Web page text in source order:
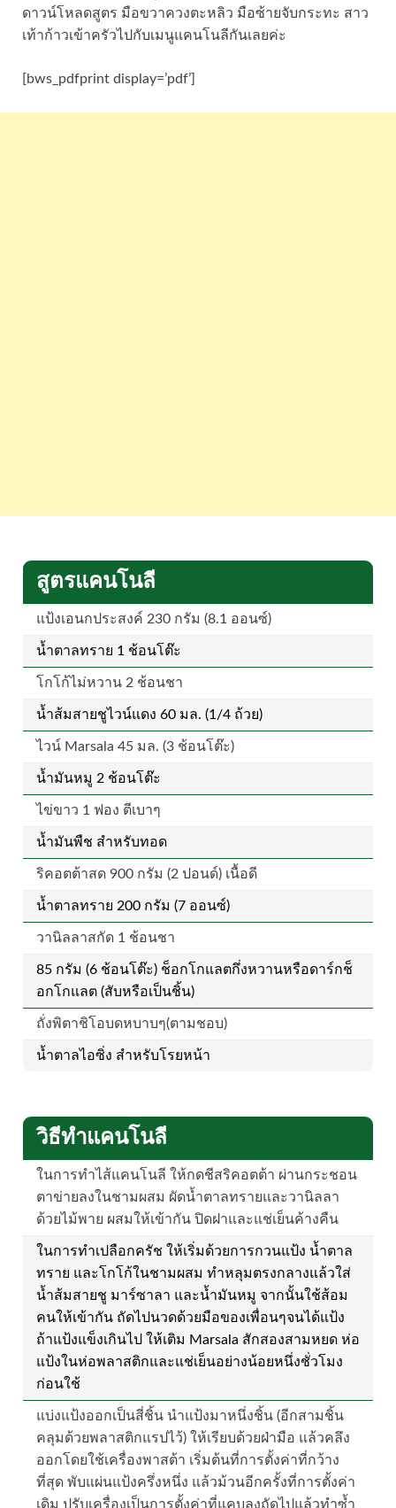
ดาวน์โหลดสูตร มือขวาควงตะหลิว มือซ้ายจับกระทะ สาว
เท้าก้าวเข้าครัวไปกับเมนูแคนโนลีกันเลยค่ะ
[bws_pdfprint display=’pdf’]
สูตรแคนโนลี
แป้งเอนกประสงค์ 230 กรัม (8.1 ออนซ์)
น้ำตาลทราย 1 ช้อนโต๊ะ
โกโก้ไม่หวาน 2 ช้อนชา
น้ำส้มสายชูไวน์แดง 60 มล. (1/4 ถ้วย)
ไวน์ Marsala 45 มล. (3 ช้อนโต๊ะ)
น้ำมันหมู 2 ช้อนโต๊ะ
ไข่ขาว 1 ฟอง ตีเบาๆ
น้ำมันพืช สำหรับทอด
ริคอตต้าสด 900 กรัม (2 ปอนด์) เนื้อดี
น้ำตาลทราย 200 กรัม (7 ออนซ์)
วานิลลาสกัด 1 ช้อนชา
85 กรัม (6 ช้อนโต๊ะ) ช็อกโกแลตกึ่งหวานหรือดาร์กช็
อกโกแลต (สับหรือเป็นชิ้น)
ถั่งพิตาชิโอบดหบาบๆ(ตามชอบ)
น้ำตาลไอซิ่ง สำหรับโรยหน้า
วิธีทำแคนโนลี
ในการทำไส้แคนโนลี ให้กดชีสริคอตต้า ผ่านกระชอน
ตาข่ายลงในชามผสม ผัดน้ำตาลทรายและวานิลลา
ด้วยไม้พาย ผสมให้เข้ากัน ปิดฝาและแช่เย็นค้างคืน
ในการทำเปลือกครัช ให้เริ่มด้วยการกวนแป้ง น้ำตาล
ทราย และโกโก้ในชามผสม ทำหลุมตรงกลางแล้วใส่
น้ำส้มสายชู มาร์ซาลา และน้ำมันหมู จากนั้นใช้ส้อม
คนให้เข้ากัน ถัดไปนวดด้วยมือของเพื่อนๆจนได้แป้ง
ถ้าแป้งแข็งเกินไป ให้เติม Marsala สักสองสามหยด ห่อ
แป้งในห่อพลาสติกและแช่เย็นอย่างน้อยหนึ่งชั่วโมง
ก่อนใช้
แบ่งแป้งออกเป็นสี่ชิ้น นำแป้งมาหนึ่งชิ้น (อีกสามชิ้น
คลุมด้วยพลาสติกแรปไว้) ให้เรียบด้วยฝ่ามือ แล้วคลึง
ออกโดยใช้เครื่องพาสต้า เริ่มต้นที่การตั้งค่าที่กว้าง
ที่สุด พับแผ่นแป้งครึ่งหนึ่ง แล้วม้วนอีกครั้งที่การตั้งค่า
เดิม ปรับเครื่องเป็นการตั้งค่าที่แคบลงถัดไปแล้วทำซ้ำ